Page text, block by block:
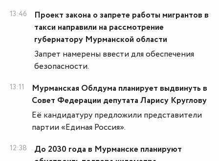
13:46
Проект закона о запрете работы мигрантов в
такси направили на рассмотрение
губернатору Мурманской области
Запрет намерены ввести для обеспечения
безопасности.
13:11
Мурманская Облдума планирует выдвинуть в
Совет Федерации депутата Ларису Круглову
Её кандидатуру предложили представители
партии «Единая Россия».
12:38
До 2030 года в Мурманске планируют